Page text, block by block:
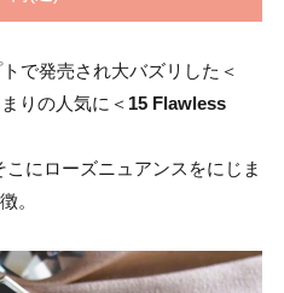
で発売され大バズリした＜
りの人気に＜ 15 Flawless
こにローズニュアンスをにじま
。